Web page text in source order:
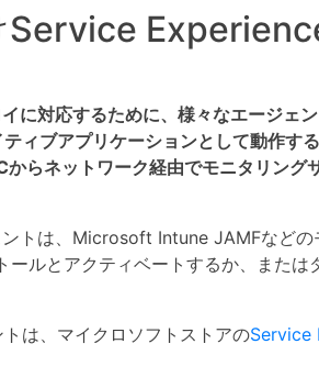
Service
に対応するために、様々なエージェ
ィブアプリケーションとして動作す
らネットワーク経由でモニタリング
トは、Microsoft Intune JAMFなどの
ールとアクティベートするか、また
は、マイクロソフトストアのService